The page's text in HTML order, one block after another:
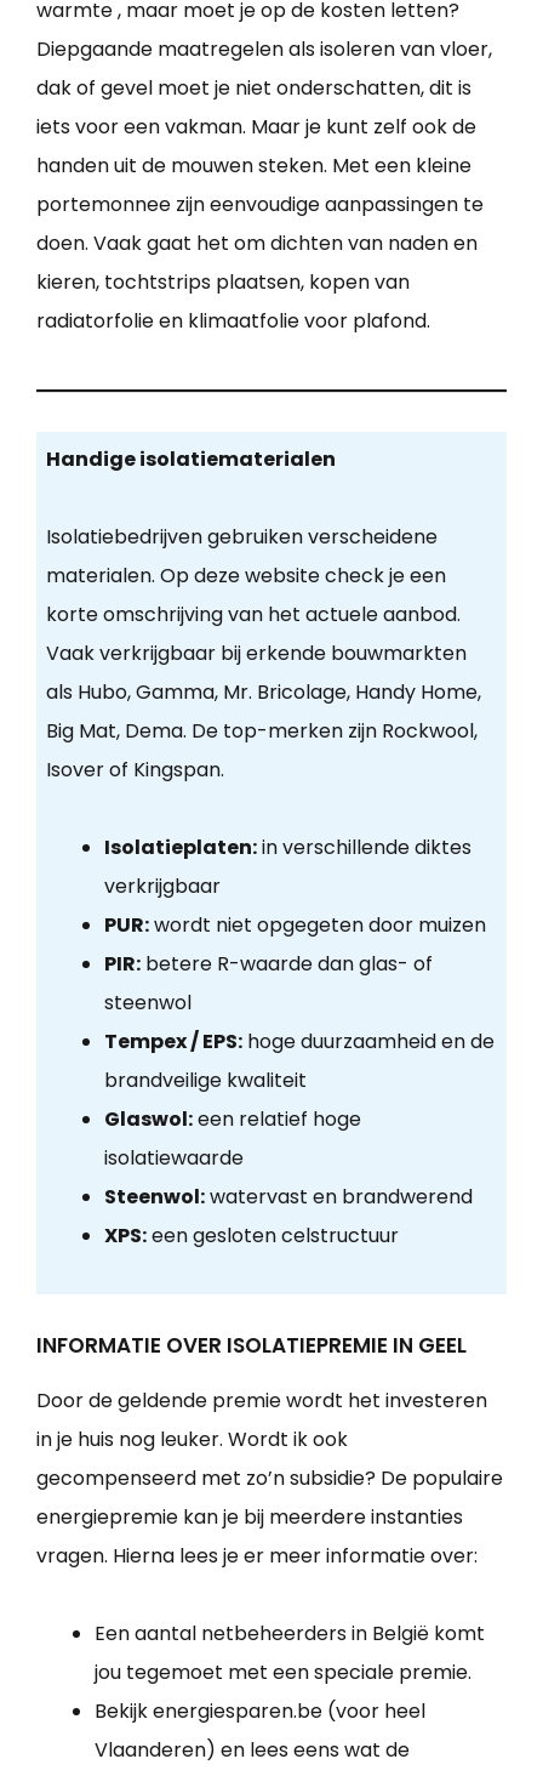
warmte , maar moet je op de kosten letten?
Diepgaande maatregelen als isoleren van vloer,
dak of gevel moet je niet onderschatten, dit is
iets voor een vakman. Maar je kunt zelf ook de
handen uit de mouwen steken. Met een kleine
portemonnee zijn eenvoudige aanpassingen te
doen. Vaak gaat het om dichten van naden en
kieren, tochtstrips plaatsen, kopen van
radiatorfolie en klimaatfolie voor plafond.
Handige isolatiematerialen
Isolatiebedrijven gebruiken verscheidene
materialen. Op deze website check je een
korte omschrijving van het actuele aanbod.
Vaak verkrijgbaar bij erkende bouwmarkten
als Hubo, Gamma, Mr. Bricolage, Handy Home,
Big Mat, Dema. De top-merken zijn Rockwool,
Isover of Kingspan.
Isolatieplaten:in verschillende diktes
verkrijgbaar
PUR:wordt niet opgegeten door muizen
PIR:betere R-waarde dan glas- of
steenwol
Tempex / EPS:hoge duurzaamheid en de
brandveilige kwaliteit
Glaswol:een relatief hoge
isolatiewaarde
Steenwol:watervast en brandwerend
XPS:een gesloten celstructuur
INFORMATIE OVER ISOLATIEPREMIE IN GEEL
Door de geldende premie wordt het investeren
in je huis nog leuker. Wordt ik ook
gecompenseerd met zo’n subsidie? De populaire
energiepremie kan je bij meerdere instanties
vragen. Hierna lees je er meer informatie over:
Een aantal netbeheerders in België komt
jou tegemoet met een speciale premie.
Bekijk energiesparen.be (voor heel
Vlaanderen) en lees eens wat de